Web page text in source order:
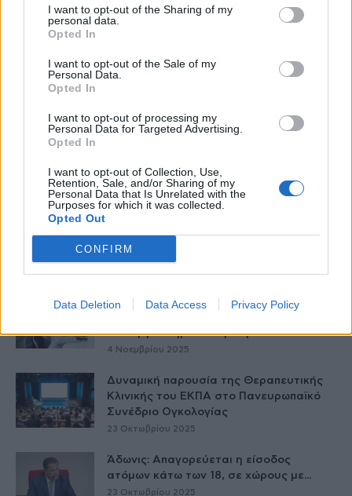
I want to opt-out of the Sharing of my
personal data.
Opted In
I want to opt-out of the Sale of my
Personal Data.
Opted In
I want to opt-out of processing my
Personal Data for Targeted Advertising.
Opted In
I want to opt-out of Collection, Use,
Retention, Sale, and/or Sharing of my
Personal Data that Is Unrelated with the
Purposes for which it was collected.
Opted Out
CONFIRM
Data Deletion Data Access Privacy Policy
healthstories
Δείτε Ακόμη
Ο Σύνδεσμος Ιδιωτικών Κλινικών
των εργαστηριακών γιατρών
4 Νοεμβρίου 2025
Δυναμική παρουσία της Θεραπευτικής
Κλινικής του ΕΚΠΑ στο Πανευρωπαϊκό
Συνέδριο Ογκολογίας
23 Οκτωβρίου 2025
Άδωνις: Απαγορεύεται η είσοδος
ατόμων κάτω των 18, σε χώρους με...
23 Οκτωβρίου 2025